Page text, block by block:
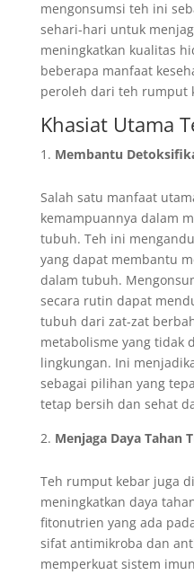
mengonsumsi teh ini
sehari-hari untuk
meningkatkan kualitas
beberapa manfaat
peroleh dari teh rumput
Khasiat Utama
Membantu
Salah satu manfaat
kemampuannya dalam
tubuh. Teh ini
yang dapat membantu
dalam tubuh.
secara rutin dapat
tubuh dari zat-zat
metabolisme yang tidak
lingkungan. Ini
sebagai pilihan yang
tetap bersih dan sehat
Menjaga Daya Tahan
Teh rumput kebar juga
meningkatkan daya
fitonutrien yang ada
sifat antimikroba dan
memperkuat sistem